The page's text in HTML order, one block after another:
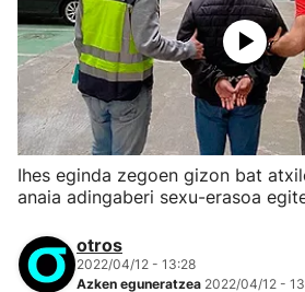
Ihes eginda zegoen gizon bat
anaia adingaberi sexu-erasoa
otros
2022/04/12 - 13:28
Azken eguneratzea 2022/04/12 -